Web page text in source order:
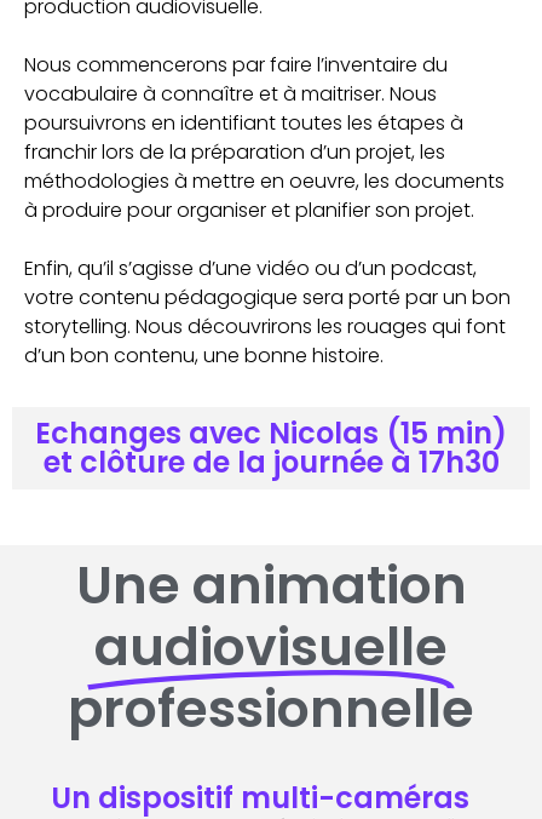
production audiovisuelle.
Nous commencerons par faire l’inventaire du
vocabulaire à connaître et à maitriser. Nous
poursuivrons en identifiant toutes les étapes à
franchir lors de la préparation d’un projet, les
méthodologies à mettre en oeuvre, les documents
à produire pour organiser et planifier son projet.
Enfin, qu’il s’agisse d’une vidéo ou d’un podcast,
votre contenu pédagogique sera porté par un bon
storytelling. Nous découvrirons les rouages qui font
d’un bon contenu, une bonne histoire.
Echanges avec Nicolas (15 min)
et clôture de la journée à 17h30
Une animation
audiovisuelle
professionnelle
Un dispositif multi-caméras